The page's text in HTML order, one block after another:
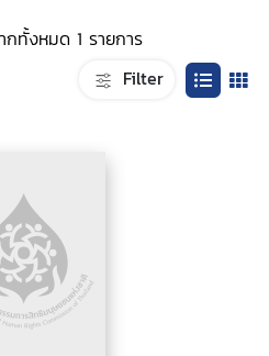
กทั้งหมด 1 รายการ
Filter